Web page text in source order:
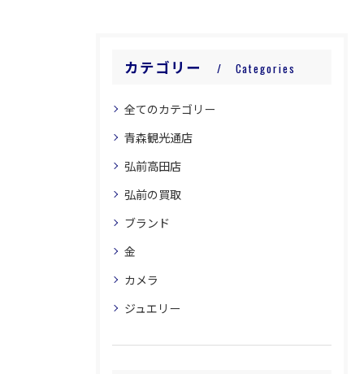
カテゴリー Categories
全てのカテゴリー
青森観光通店
弘前高田店
弘前の買取
ブランド
金
カメラ
ジュエリー